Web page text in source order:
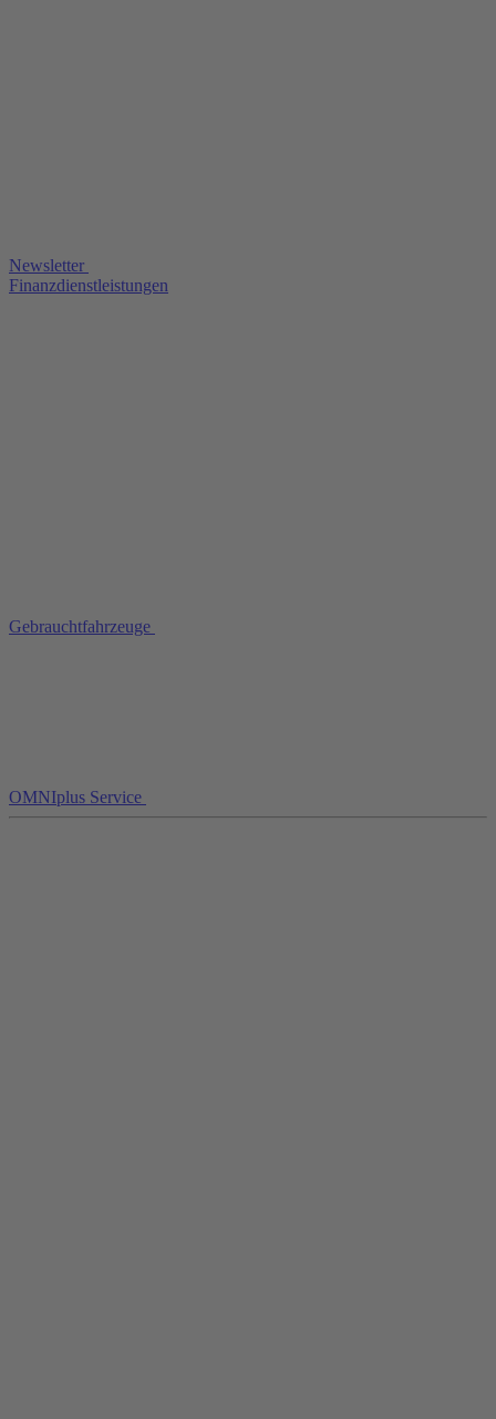
Newsletter
Finanzdienstleistungen
Gebrauchtfahrzeuge
OMNIplus Service